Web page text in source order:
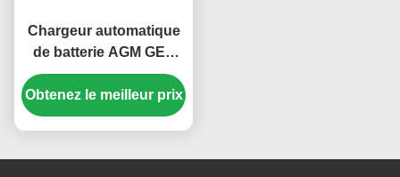
Chargeur automatique
de batterie AGM GEL
20A 220 Volt avec
régulation de
température et affichage
batteries automobiles
Obtenez le meilleur prix